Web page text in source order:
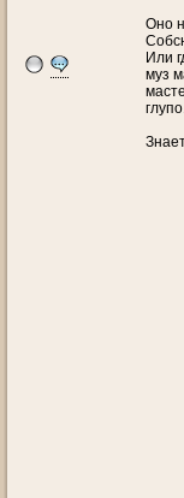
Оно
Или
муз